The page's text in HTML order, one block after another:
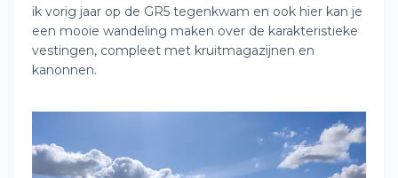
ik vorig jaar op de GR5 tegenkwam en ook hier kan je
een mooie wandeling maken over de karakteristieke
vestingen, compleet met kruitmagazijnen en
kanonnen.